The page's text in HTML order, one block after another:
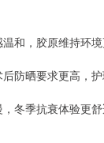
和，胶原维持环境
防晒要求更高，
冬季抗衰体验更舒